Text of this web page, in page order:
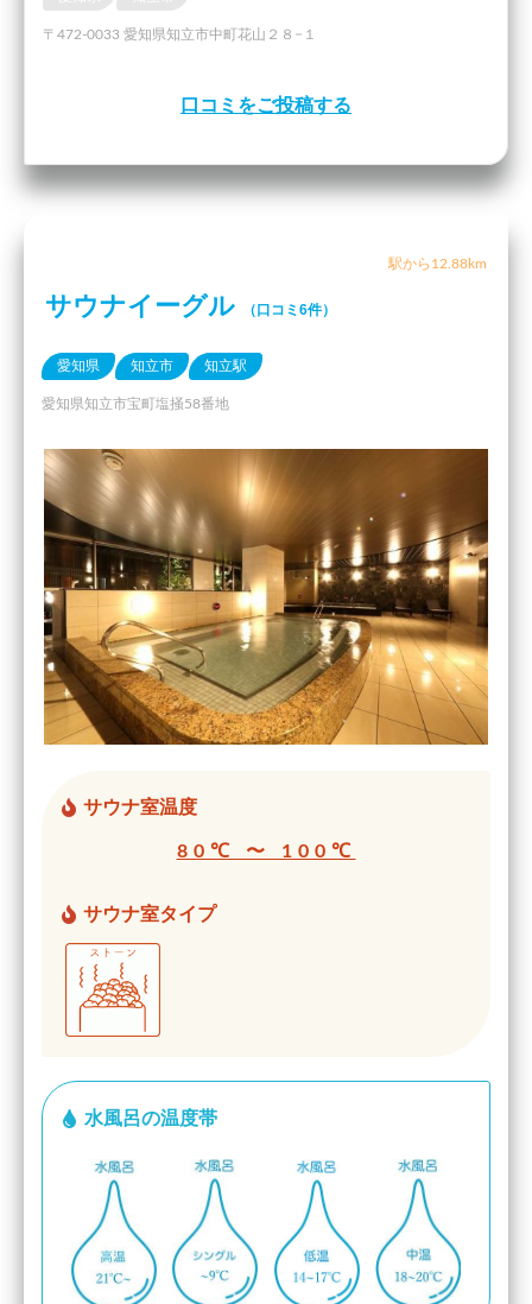
〒472-0033 愛知県知立市中町花山２８−１
口コミをご投稿する
駅から12.88km
サウナイーグル （口コミ6件）
愛知県 知立市 知立駅
愛知県知立市宝町塩掻58番地
サウナ室温度
80℃ 〜 100℃
サウナ室タイプ
水風呂の温度帯